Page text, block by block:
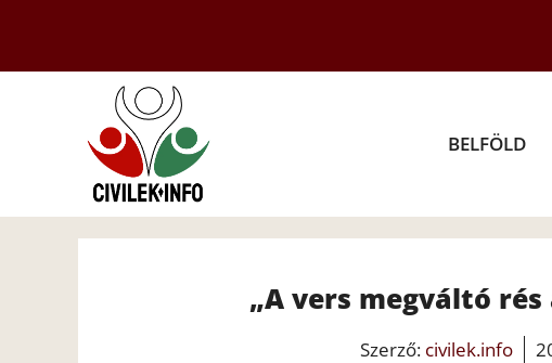
tartalomba
BELFÖLD
„A vers megváltó
Szerző: civilek.info